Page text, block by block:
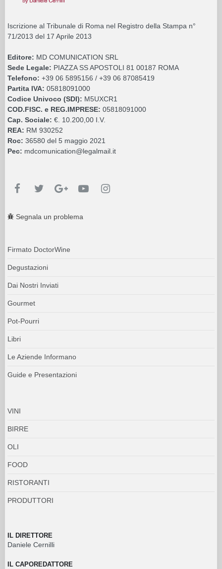
Iscrizione al Tribunale di Roma nel Registro della Stampa n°
71/2013 del 17 Aprile 2013
Editore: MD COMUNICATION SRL
Sede Legale: PIAZZA SS APOSTOLI 81 00187 ROMA
Telefono: +39 06 5895156 / +39 06 87085419
Partita IVA: 05818091000
Codice Univoco (SDI): M5UXCR1
COD.FISC. e REG.IMPRESE: 05818091000
Cap. Sociale: €. 10.200,00 I.V.
REA: RM 930252
Roc: 36580 del 5 maggio 2021
Pec: mdcomunication@legalmail.it
Segnala un problema
Firmato DoctorWine
Degustazioni
Dai Nostri Inviati
Gourmet
Pot-Pourri
Libri
Le Aziende Informano
Guide e Presentazioni
VINI
BIRRE
OLI
FOOD
RISTORANTI
PRODUTTORI
IL DIRETTORE
Daniele Cernilli
IL CAPOREDATTORE